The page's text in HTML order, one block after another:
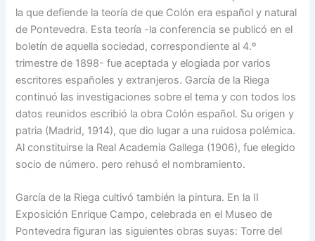
la que defiende la teoría de que Colón era español y natural
de Pontevedra. Esta teoría -la conferencia se publicó en el
boletín de aquella sociedad, correspondiente al 4.º
trimestre de 1898- fue aceptada y elogiada por varios
escritores españoles y extranjeros. García de la Riega
continuó las investigaciones sobre el tema y con todos los
datos reunidos escribió la obra Colón español. Su origen y
patria (Madrid, 1914), que dio lugar a una ruidosa polémica.
Al constituirse la Real Academia Gallega (1906), fue elegido
socio de número. pero rehusó el nombramiento.
García de la Riega cultivó también la pintura. En la II
Exposición Enrique Campo, celebrada en el Museo de
Pontevedra figuran las siguientes obras suyas: Torre del